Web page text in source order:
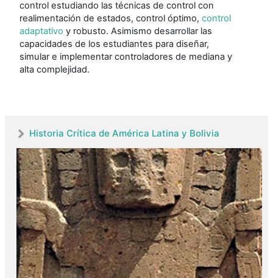
control estudiando las técnicas de control con
realimentación de estados, control óptimo,control
adaptativo y robusto. Asimismo desarrollar las
capacidades de los estudiantes para diseñar,
simular e implementar controladores de mediana y
alta complejidad.
Historia Crítica de América Latina y Bolivia